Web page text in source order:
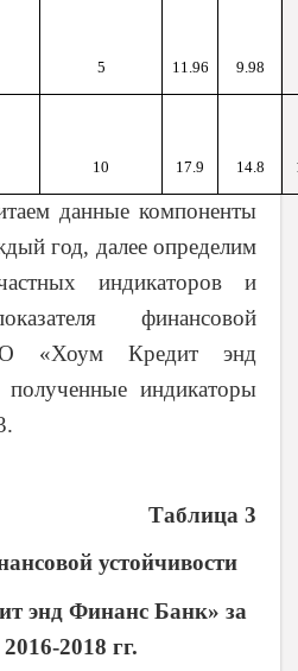
5 11.96 9.98
10 17.9 14.8
данные компоненты
год, далее определим
индикаторов и
финансовой
«Хоум Кредит энд
индикаторы
Таблица 3
устойчивости
энд Финанс Банк» за
2018 гг.